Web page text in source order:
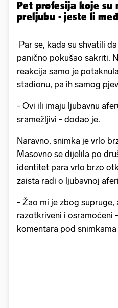
Pet profesija koje su
preljubu - jeste li
Par se, kada su shvatili
panično pokušao sakriti.
reakcija samo je
stadionu, pa ih samog
- Ovi ili imaju ljubavnu
sramežljivi - dodao je.
Naravno, snimka je vrlo
Masovno se dijelila po
identitet para vrlo brzo
zaista radi o ljubavnoj
- Žao mi je zbog supruge,
razotkriveni i osramoćeni
komentara pod